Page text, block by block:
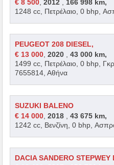
€ 8 500 ,2012
166 998 km,
1248 cc, Πετρέλαιο, 0 bhp,
PEUGEOT 208 DIESEL,
€ 13 000 ,2020 ,43 000 km,
1499 cc, Πετρέλαιο, 0 bhp,
7655814, Αθήνα
SUZUKI BALENO
€ 14 000 ,2018 ,43 675 km,
1242 cc, Βενζίνη, 0 bhp,
DACIA SANDERO STEPWEY